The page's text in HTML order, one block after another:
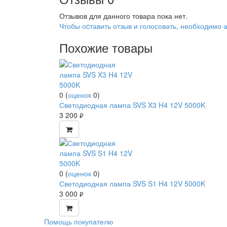
Отзывов для данного товара пока нет.
Чтобы оcтавить отзыв и голосовать, необходимо
Похожие товары
0 (оценок 0)
Светодиодная лампа SVS X3 H4 12V 5000K
3 200 руб.
0 (оценок 0)
Светодиодная лампа SVS S1 H4 12V 5000K
3 000 руб.
Помощь покупателю